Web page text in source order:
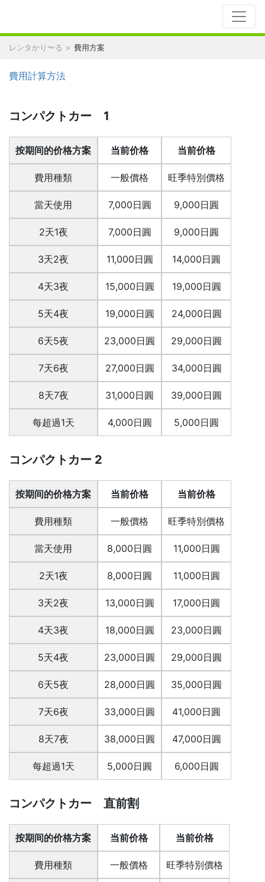
レンタかり〜る 費用方案
費用計算方法
コンパクトカー 1
按期间的价格方案
費用種類
當天使用
2天1夜
3天2夜
4天3夜
5天4夜
6天5夜
7天6夜
8天7夜
每超過1天
当前价格
一般價格
7,000日圓
7,000日圓
11,000日圓
15,000日圓
19,000日圓
23,000日圓
27,000日圓
31,000日圓
4,000日圓
当前价格
旺季特別價格
9,000日圓
9,000日圓
14,000日圓
19,000日圓
24,000日圓
29,000日圓
34,000日圓
39,000日圓
5,000日圓
コンパクトカー 2
按期间的价格方案
費用種類
當天使用
2天1夜
3天2夜
4天3夜
5天4夜
6天5夜
7天6夜
8天7夜
每超過1天
当前价格
一般價格
8,000日圓
8,000日圓
13,000日圓
18,000日圓
23,000日圓
28,000日圓
33,000日圓
38,000日圓
5,000日圓
当前价格
旺季特別價格
11,000日圓
11,000日圓
17,000日圓
23,000日圓
29,000日圓
35,000日圓
41,000日圓
47,000日圓
6,000日圓
コンパクトカー 直前割
按期间的价格方案
費用種類
当前价格
一般價格
当前价格
旺季特別價格